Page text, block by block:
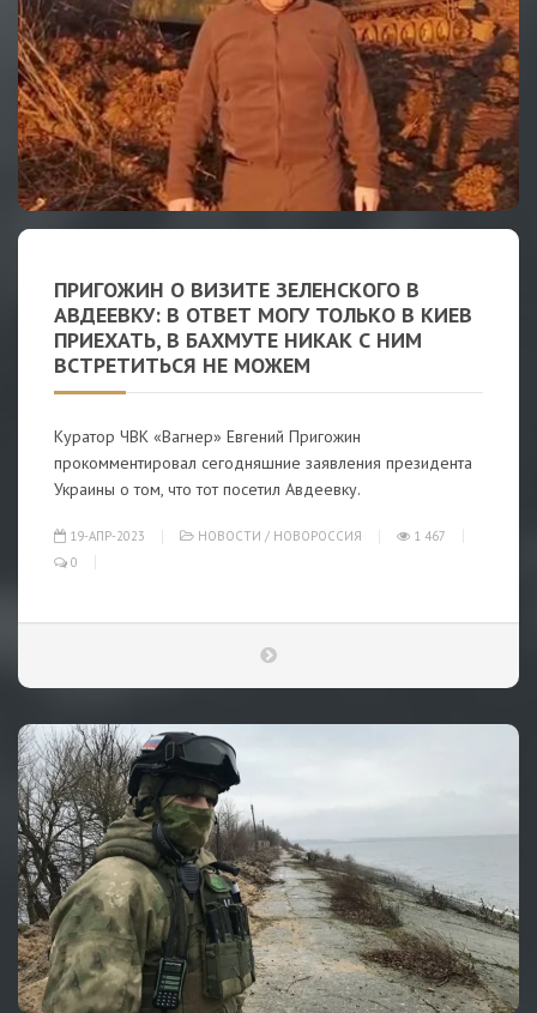
ПРИГОЖИН О ВИЗИТЕ ЗЕЛЕНСКОГО В
АВДЕЕВКУ: В ОТВЕТ МОГУ ТОЛЬКО В КИЕВ
ПРИЕХАТЬ, В БАХМУТЕ НИКАК С НИМ
ВСТРЕТИТЬСЯ НЕ МОЖЕМ
Куратор ЧВК «Вагнер» Евгений Пригожин
прокомментировал сегодняшние заявления президента
Украины о том, что тот посетил Авдеевку.
19-АПР-2023 НОВОСТИ / НОВОРОССИЯ
1 467
0